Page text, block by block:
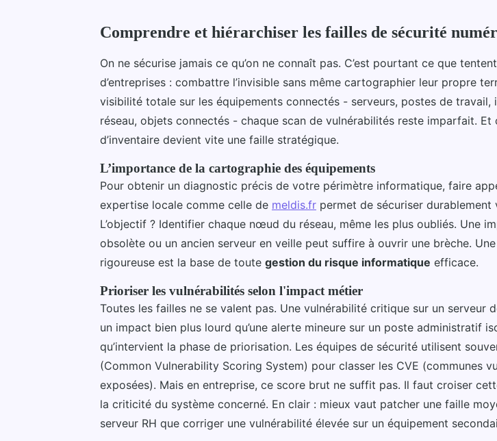
Comprendre et hiérarchiser les failles de sécurité
On ne sécurise jamais ce qu’on ne connaît pas. C’est pourtant ce que
d’entreprises : combattre l’invisible sans même cartographier leur propre
visibilité totale sur les équipements connectés - serveurs, postes de travail,
réseau, objets connectés - chaque scan de vulnérabilités reste imparfait. Et
d’inventaire devient vite une faille stratégique.
L’importance de la cartographie des équipements
Pour obtenir un diagnostic précis de votre périmètre informatique, faire
expertise locale comme celle de meldis.fr permet de sécuriser durablement
L’objectif ? Identifier chaque nœud du réseau, même les plus oubliés. Une
obsolète ou un ancien serveur en veille peut suffire à ouvrir une brèche.
rigoureuse est la base de toute gestion du risque informatique efficace.
Prioriser les vulnérabilités selon l'impact métier
Toutes les failles ne se valent pas. Une vulnérabilité critique sur un serveur
un impact bien plus lourd qu’une alerte mineure sur un poste administratif
qu’intervient la phase de priorisation. Les équipes de sécurité utilisent
(Common Vulnerability Scoring System) pour classer les CVE (communes
exposées). Mais en entreprise, ce score brut ne suffit pas. Il faut croiser
la criticité du système concerné. En clair : mieux vaut patcher une faille
serveur RH que corriger une vulnérabilité élevée sur un équipement